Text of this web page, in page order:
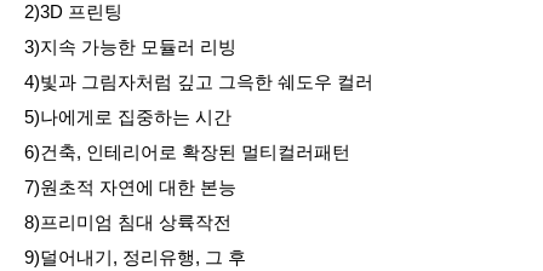
2)3D 프린팅
3)지속 가능한 모듈러 리빙
4)빛과 그림자처럼 깊고 그윽한 쉐도우 컬러
5)나에게로 집중하는 시간
6)건축, 인테리어로 확장된 멀티컬러패턴
7)원초적 자연에 대한 본능
8)프리미엄 침대 상륙작전
9)덜어내기, 정리유행, 그 후